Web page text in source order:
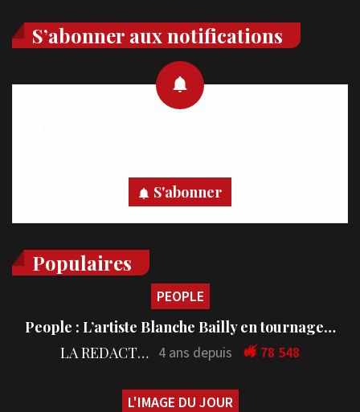
S’abonner aux notifications
S'abonner
Populaires
PEOPLE
People : L’artiste Blanche Bailly en tournage…
LA REDACTION 4 ans depuis 78 548
L'IMAGE DU JOUR